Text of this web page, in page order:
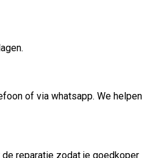
of via whatsapp. We helpen
reparatie zodat je goedkoper